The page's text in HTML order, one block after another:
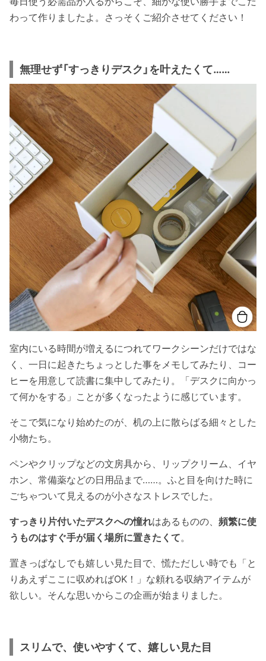
わって作りましたよ。さっそくご紹介させてください！
無理せず「すっきりデスク」を叶えたくて……
室内にいる時間が増えるにつれてワークシーンだけではな
く、一日に起きたちょっとした事をメモしてみたり、コー
ヒーを用意して読書に集中してみたり。「デスクに向かっ
て何かをする」ことが多くなったように感じています。
そこで気になり始めたのが、机の上に散らばる細々とした
小物たち。
ペンやクリップなどの文房具から、リップクリーム、イヤ
ホン、常備薬などの日用品まで……。ふと目を向けた時に
ごちゃついて見えるのが小さなストレスでした。
すっきり片付いたデスクへの憧れはあるものの、 頻繁に使
うものはすぐ手が届く場所に置きたくて。
置きっぱなしでも嬉しい見た目で、慌ただしい時でも「と
りあえずここに収めればOK！」な頼れる収納アイテムが
欲しい。そんな思いからこの企画が始まりました。
スリムで、使いやすくて、嬉しい見た目